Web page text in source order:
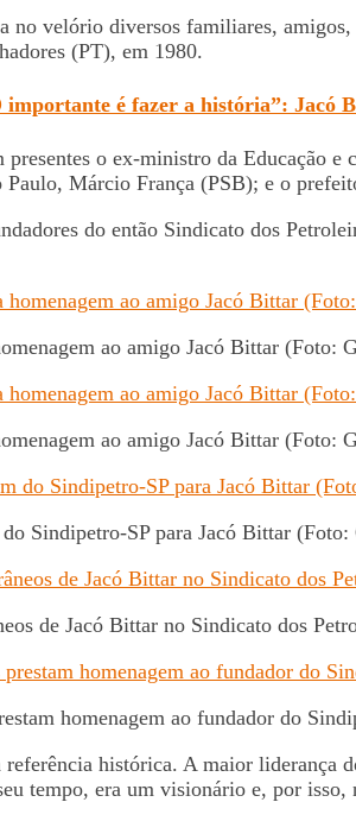
no velório diversos familiares,
(PT), em 1980.
importante é fazer a história”: Jacó
presentes o ex-ministro da Educação
Paulo, Márcio França (PSB); e o
do então Sindicato dos
ao amigo Jacó Bittar (Foto:
ao amigo Jacó Bittar (Foto:
Sindipetro-SP para Jacó Bittar
de Jacó Bittar no Sindicato dos
homenagem ao fundador do
referência histórica. A maior liderança
tempo, era um visionário e, por